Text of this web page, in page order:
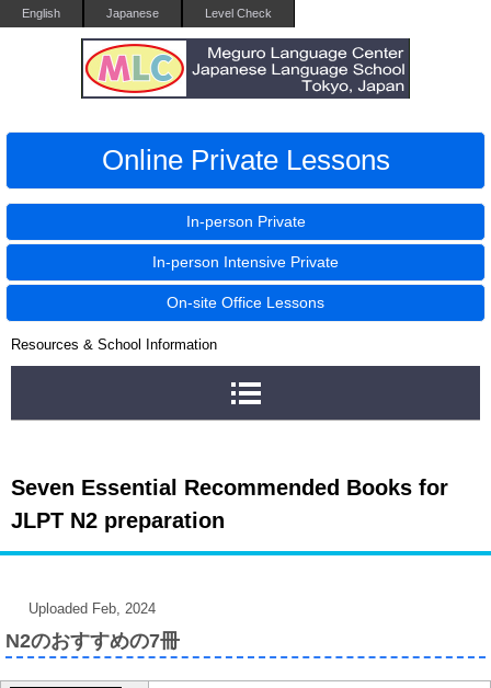
English Japanese Level Check
Online Private Lessons
In-person Private
In-person Intensive Private
On-site Office Lessons
Resources & School Information
Seven Essential Recommended Books for
JLPT N2 preparation
Uploaded Feb, 2024
N2のおすすめの7冊